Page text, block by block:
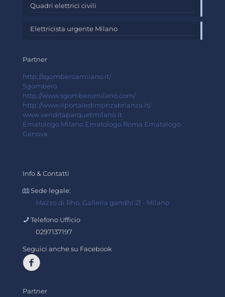
Quadri elettrici civili
Elettricista urgente Milano
Partner
http://sgomberoamilano.it/
Sgombero
http://www.sgomberomilano.com/
http://www.ilportaledimonzabrianza.it/
www.venditaparquetmilano.it
Ematologo Milano Ematologo Roma Ematologo
Genova
Info & Contatti
Sede legale:
Mazzo di Rho, Galleria gandhi 21 - Milano
Telefono Ufficio
0297137197
Seguici anche su Facebook
Partner